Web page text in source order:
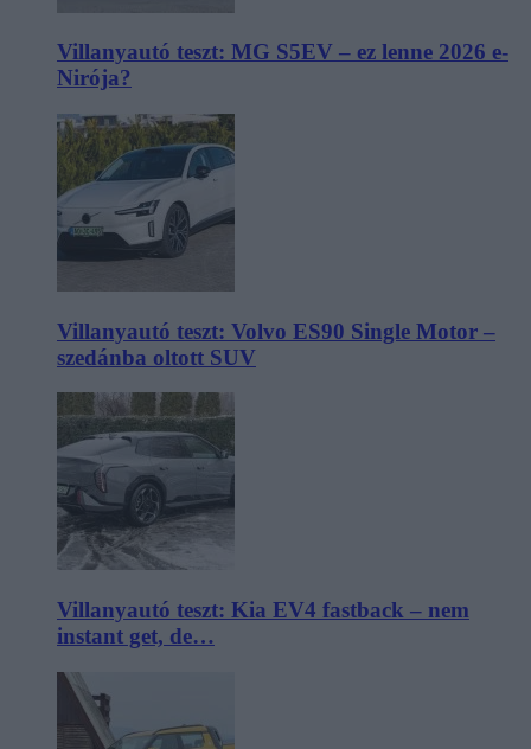
Villanyautó teszt: MG S5EV – ez lenne 2026 e-
Nirója?
Villanyautó teszt: Volvo ES90 Single Motor –
szedánba oltott SUV
Villanyautó teszt: Kia EV4 fastback – nem
instant get, de…